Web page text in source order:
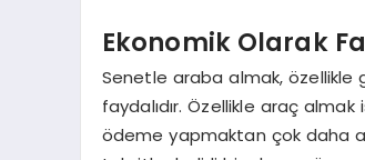
Ekonomik Olarak
Senetle araba almak, özellikle
faydalıdır. Özellikle araç
ödeme yapmaktan çok daha